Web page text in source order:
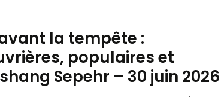
la tempête :
populaires et
Sepehr – 30 juin 2026